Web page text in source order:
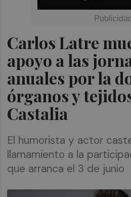
Carlos Latre
apoyo a las
anuales por la
órganos y
Castalia
El humorista y actor
llamamiento a la
que arranca el 3 de junio